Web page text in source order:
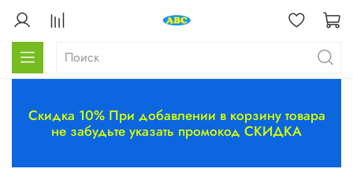
Скидка 10% При добавлении в корзину товара
не забудьте указать промокод СКИДКА